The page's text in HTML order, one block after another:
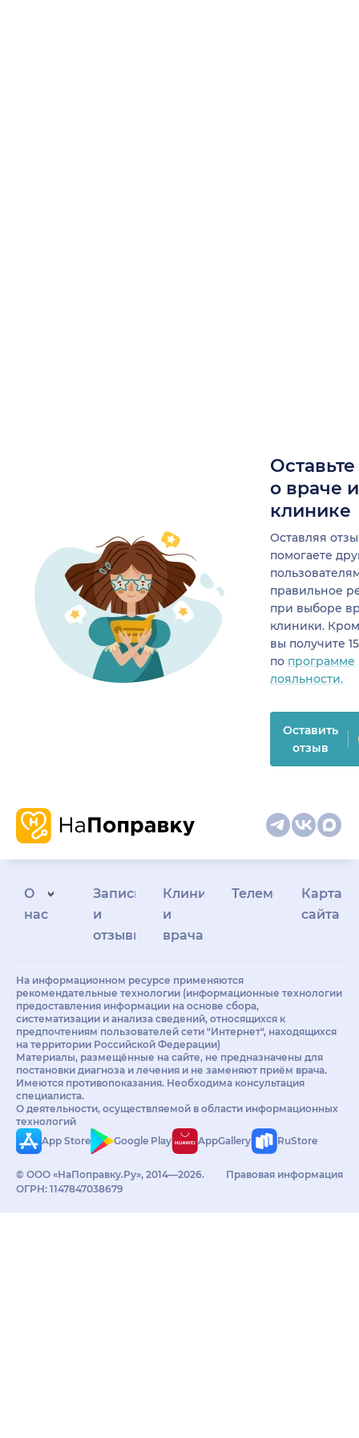
о враче
клинике
Оставляя
помогаете
правильное
при выборе
клиники.
вы получите
по программе
лояльности.
Оставить
отзыв
О
нас
Запись
и
отзывы
Клиникам
и
врачам
Телемедицина
Карта
сайта
На информационном ресурсе применяются
рекомендательные технологии (информационные технологии
предоставления информации на основе сбора,
систематизации и анализа сведений, относящихся к
предпочтениям пользователей сети "Интернет", находящихся
на территории Российской Федерации)
Материалы, размещённые на сайте, не предназначены для
постановки диагноза и лечения и не заменяют приём врача.
Имеются противопоказания. Необходима консультация
специалиста.
О деятельности, осуществляемой в области информационных
технологий
App Store
Google Play AppGallery RuStore
© ООО «НаПоправку.Ру», 2014—2026.
ОГРН: 1147847038679
Правовая информация